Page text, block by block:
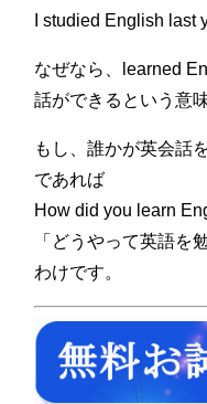
I studied English last
なぜなら、learned
話ができるという意
もし、誰かが英会話
であれば
How did you learn
「どうやって英語を
わけです。